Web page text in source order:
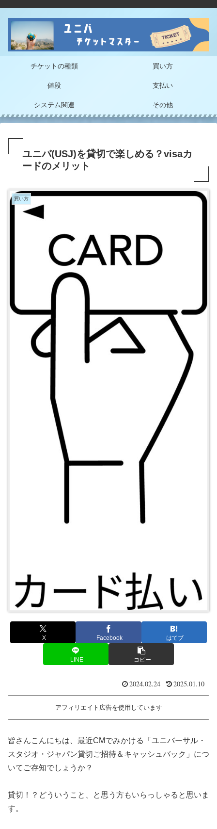
チケットの種類 買い方
値段 支払い
システム関連 その他
ユニバ(USJ)を貸切で楽しめる？visaカ
ードのメリット
買い方
X Facebook はてブ
LINE コピー
2024.02.24 2025.01.10
アフィリエイト広告を使用しています
皆さんこんにちは、最近CMでみかける「ユニバーサル・
スタジオ・ジャパン貸切ご招待＆キャッシュバック」につ
いてご存知でしょうか？
貸切！？どういうこと、と思う方もいらっしゃると思いま
す。